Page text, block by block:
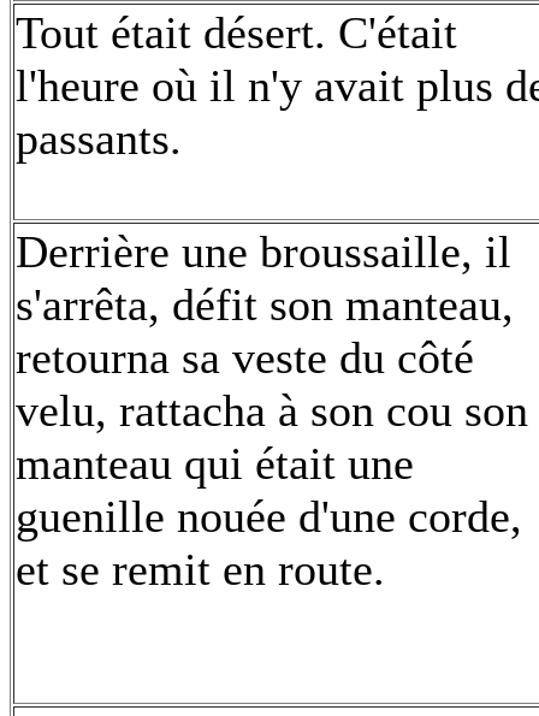
Tout était désert. C'était
l'heure où il n'y avait plus
passants.
Derrière une broussaille, il
s'arrêta, défit son manteau,
retourna sa veste du côté
velu, rattacha à son cou son
manteau qui était une
guenille nouée d'une corde,
et se remit en route.